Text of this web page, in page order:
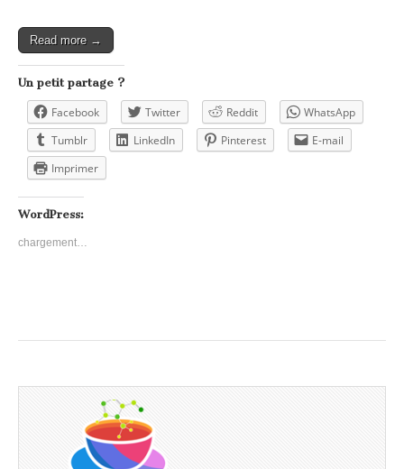
Read more →
Un petit partage ?
Facebook Twitter Reddit
WhatsApp
Tumblr
LinkedIn Pinterest
E-mail
Imprimer
WordPress:
chargement…